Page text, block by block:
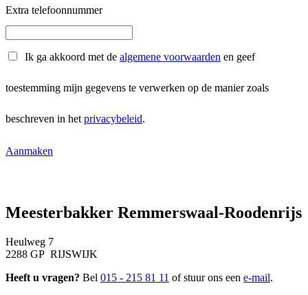
Extra telefoonnummer
Ik ga akkoord met de algemene voorwaarden en geef
toestemming mijn gegevens te verwerken op de manier zoals
beschreven in hetprivacybeleid.
Aanmaken
Meesterbakker Remmerswaal-Roodenrijs
Heulweg 7
2288 GP RIJSWIJK
Heeft u vragen? Bel 015 - 215 81 11 of stuur ons een e-mail.